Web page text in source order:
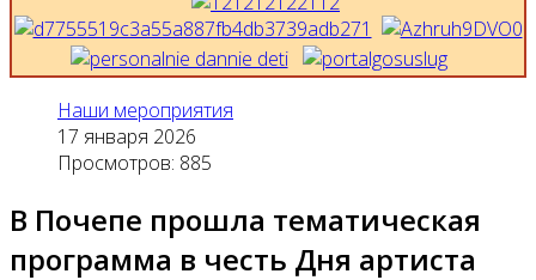
Наши мероприятия
17 января 2026
Просмотров: 885
В Почепе прошла тематическая
программа в честь Дня артиста